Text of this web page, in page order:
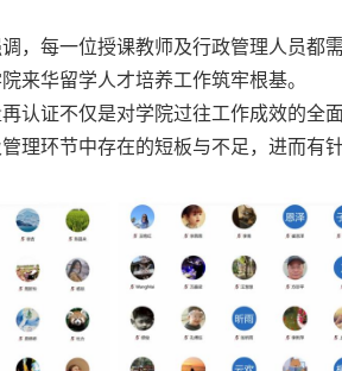
，每一位授课教师及行政管理人员都
来华留学人才培养工作筑牢根基。
认证不仅是对学院过往工作成效的全
理环节中存在的短板与不足，进而有